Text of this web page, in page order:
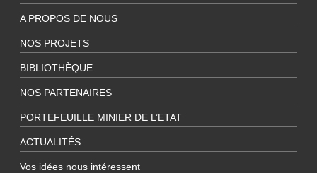
A PROPOS DE NOUS
NOS PROJETS
BIBLIOTHÈQUE
NOS PARTENAIRES
PORTEFEUILLE MINIER DE L’ETAT
ACTUALITÉS
Vos idées nous intéressent